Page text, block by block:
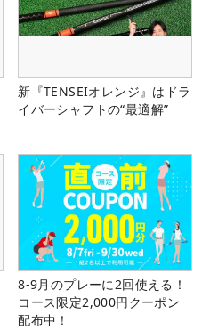
新『TENSEIオレンジ』はドラ
イバーシャフトの“最適解”
8-9月のプレーに2回使える！
コース限定2,000円クーポン
配布中！